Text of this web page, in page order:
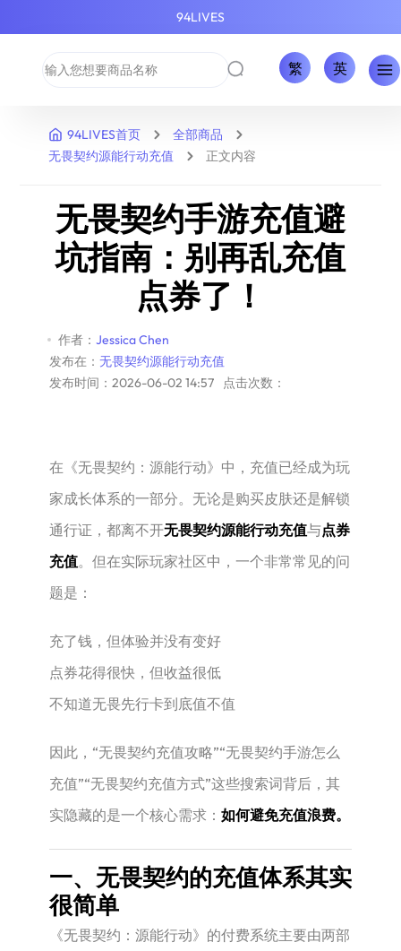
94LIVES
繁 英
94LIVES首页
全部商品
无畏契约源能行动充值
正文内容
无畏契约手游充值避
坑指南：别再乱充值
点券了！
作者： Jessica Chen
发布在： 无畏契约源能行动充值
发布时间：2026-06-02 14:57
点击次数：
在《无畏契约：源能行动》中，充值已经成为玩
家成长体系的一部分。无论是购买皮肤还是解锁
通行证，都离不开无畏契约源能行动充值与点券
充值。但在实际玩家社区中，一个非常常见的问
题是：
充了钱，但体验并没有变好
点券花得很快，但收益很低
不知道无畏先行卡到底值不值
因此，“无畏契约充值攻略”“无畏契约手游怎么
充值”“无畏契约充值方式”这些搜索词背后，其
实隐藏的是一个核心需求： 如何避免充值浪费。
一、无畏契约的充值体系其实
很简单
《无畏契约：源能行动》的付费系统主要由两部